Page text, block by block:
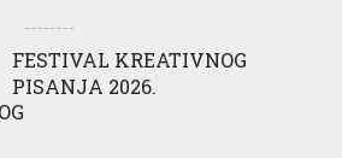
FESTIVAL KREATIVNOG
PISANJA 2026.